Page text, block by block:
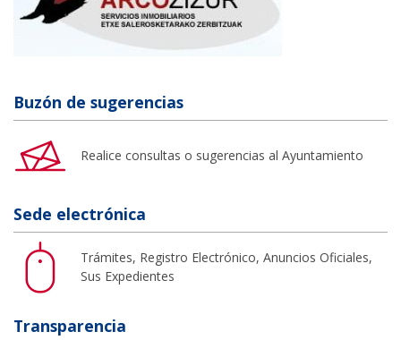
Buzón de sugerencias
Realice consultas o sugerencias al Ayuntamiento
Sede electrónica
Trámites, Registro Electrónico, Anuncios Oficiales,
Sus Expedientes
Transparencia